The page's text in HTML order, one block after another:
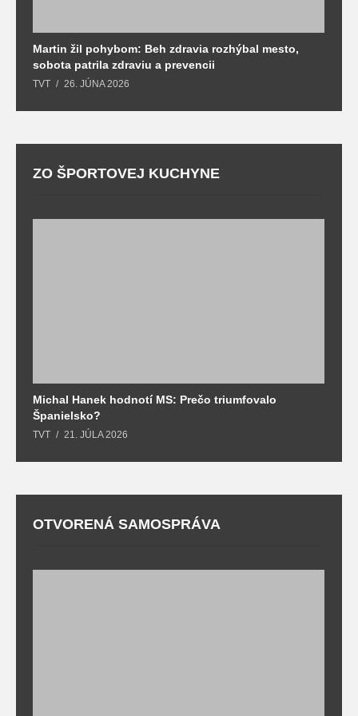
Martin žil pohybom: Beh zdravia rozhýbal mesto,
sobota patrila zdraviu a prevencii
TVT 26. JÚNA 2026
ZO ŠPORTOVEJ KUCHYNE
Michal Hanek hodnotí MS: Prečo triumfovalo
Španielsko?
TVT 21. JÚLA 2026
OTVORENÁ SAMOSPRÁVA